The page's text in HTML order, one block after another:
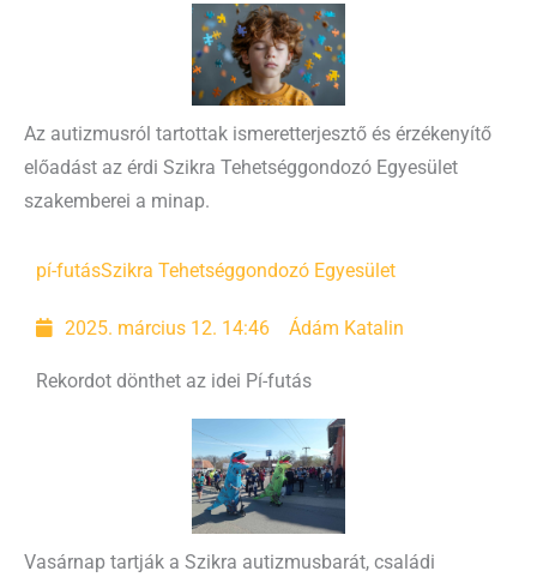
Az autizmusról tartottak ismeretterjesztő és érzékenyítő
előadást az érdi Szikra Tehetséggondozó Egyesület
szakemberei a minap.
pí-futásSzikra Tehetséggondozó Egyesület
2025. március 12. 14:46 Ádám Katalin
Rekordot dönthet az idei Pí-futás
Vasárnap tartják a Szikra autizmusbarát, családi